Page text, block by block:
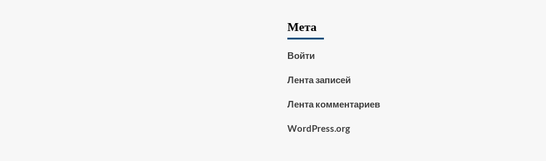
Мета
Войти
Лента записей
Лента комментариев
WordPress.org